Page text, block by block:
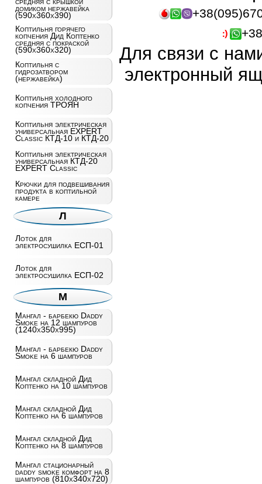
домиком нержавейка
(590x360x390)
Коптильня горячего
копчения Дид Коптенко
средняя с покраской
(590x360x320)
Коптильня с
гидрозатвором
(нержавейка)
Коптильня холодного
копчения ТРОЯН
Коптильня электрическая
универсальная EXPERT
Classic КТД-10 и КТД-20
Коптильня электрическая
универсальная КТД-20
EXPERT Classic
Крючки для подвешивания
продукта в коптильной
камере
Л
Лоток для
электросушилка ЕСП-01
Лоток для
электросушилка ЕСП-02
М
Мангал - барбекю Daddy
Smoke на 12 шампуров
(1240х350х995)
Мангал - барбекю Daddy
Smoke на 6 шампуров
Мангал складной Дид
Коптенко на 10 шампуров
Мангал складной Дид
Коптенко на 6 шампуров
Мангал складной Дид
Коптенко на 8 шампуров
Мангал стационарный
daddy smoke комфорт на 8
шампуров (810х340х720)
Для связи с
электронный